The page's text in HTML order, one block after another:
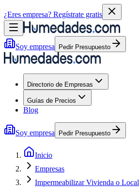
¿Eres empresa? Regístrate gratis
Soy empresa Pedir Presupuesto
Directorio de Empresas
Guías de Precios
Blog
Soy empresa Pedir Presupuesto
Inicio
Empresas
Impermeabilizar Vivienda o Local